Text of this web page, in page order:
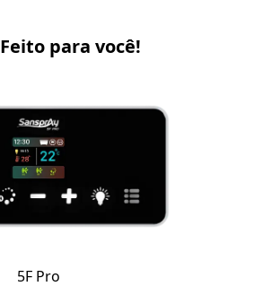
Feito para você!
5F Pro